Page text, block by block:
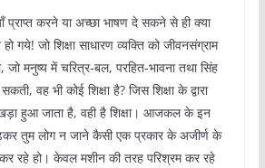
प्राप्त करने या अच्छा भाषण दे सकने से ही क्या
हो गये! जो शिक्षा साधारण व्यक्ति को जीवनसंग्राम
जो मनुष्य में चरित्र-बल, परहित-भावना तथा सिंह
वह भी कोई शिक्षा है? जिस शिक्षा के द्वारा
हुआ जाता है, वही है शिक्षा। आजकल के इन
तुम लोग न जाने कैसी एक प्रकार के अजीर्ण के
कर रहे हो। केवल मशीन की तरह परिश्रम कर रहे